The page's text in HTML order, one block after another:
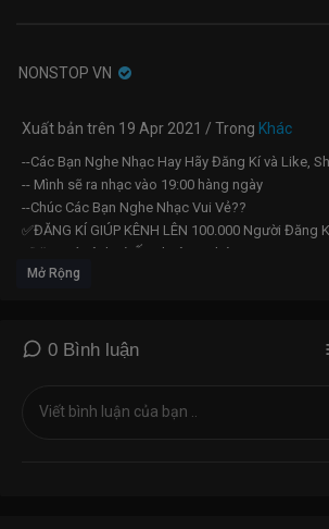
NONSTOP VN
Xuất bản trên 19 Apr 2021 / Trong Khác
--Các Bạn Nghe Nhạc Hay Hãy Đăng Kí và Like,
-- Mình sẽ ra nhạc vào 19:00 hàng ngày
--Chúc Các Bạn Nghe Nhạc Vui Vẻ??
✅ĐĂNG KÍ GIÚP KÊNH LÊN 100.000 Người Đăng
?Đăng Kí Kênh và Ấn Chuông Nhé ?✨✨?
?•√-- Các Bạn Nghe Nhạc Hay Đăng Kí Kênh Để
ẤN Chuông Bên Cạnh ĐỂ CÓ ThỂ CẬP NHẬT
???????????
Mở Rộng
0 Bình luận